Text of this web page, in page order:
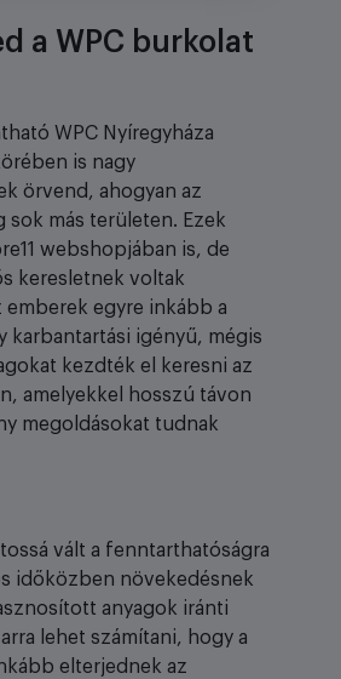
a WPC burkolat
WPC Nyíregyháza
is nagy
örvend, ahogyan az
sok más területen. Ezek
webshopjában is, de
keresletnek voltak
emberek egyre inkább a
karbantartási igényű, mégis
kezdték el keresni az
amelyekkel hosszú távon
megoldásokat tudnak
vált a fenntarthatóságra
időközben növekedésnek
anyagok iránti
lehet számítani, hogy a
elterjednek az